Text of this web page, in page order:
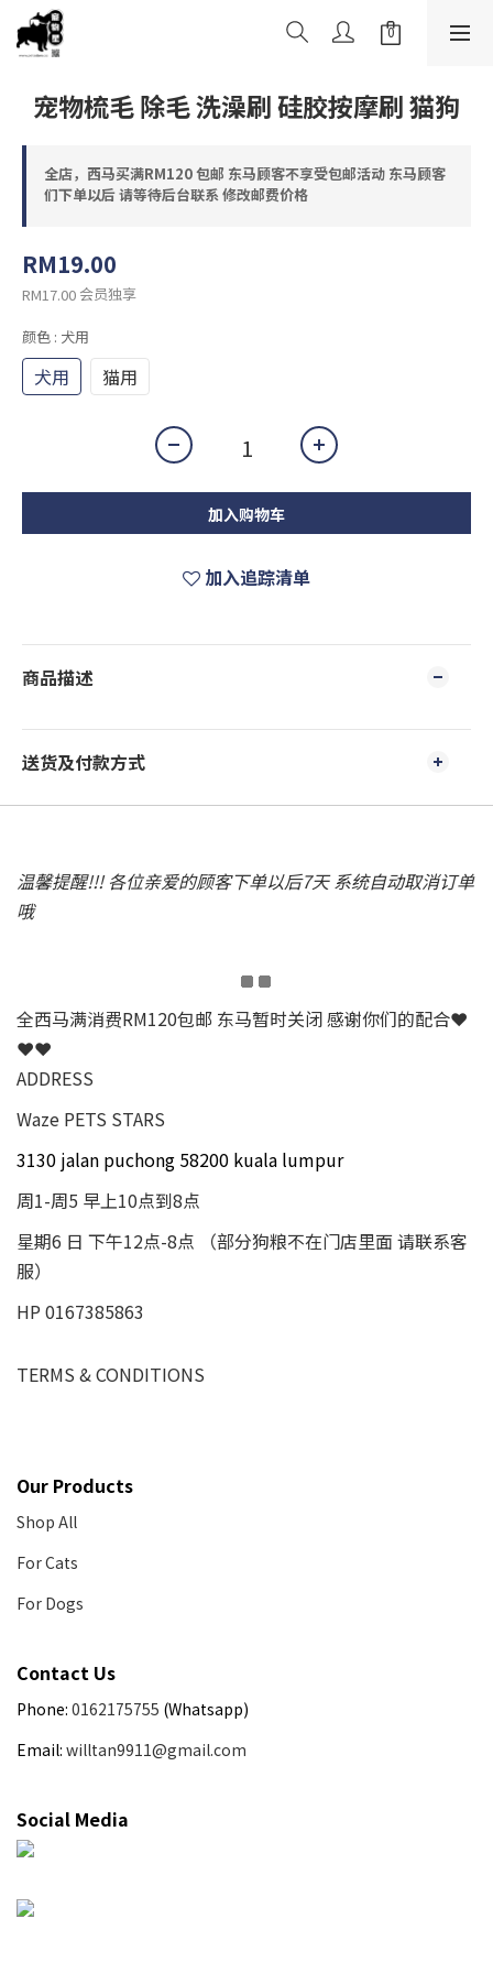
宠物梳毛 除毛 洗澡刷 硅胶按摩刷 猫狗
全店，西马买满RM120 包邮 东马顾客不享受包邮活动 东马顾客
们下单以后 请等待后台联系 修改邮费价格
RM19.00
RM17.00 会员独享
颜色 : 犬用
犬用 猫用
加入购物车
加入追踪清单
商品描述
送货及付款方式
温馨提醒!!! 各位亲爱的顾客下单以后7天 系统自动取消订单
哦
全西马满消费RM120包邮 东马暂时关闭 感谢你们的配合❤
❤❤
ADDRESS
Waze PETS STARS
3130 jalan puchong 58200 kuala lumpur
周1-周5 早上10点到8点
星期6 日 下午12点-8点 （部分狗粮不在门店里面 请联系客
服）
HP 0167385863
TERMS & CONDITIONS
Our Products
Shop All
For Cats
For Dogs
Contact Us
Phone: 0162175755 (Whatsapp)
Email: willtan9911@gmail.com
Social Media